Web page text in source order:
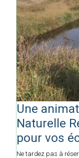
Une
Naturelle
pour vos
Ne tardez pas à